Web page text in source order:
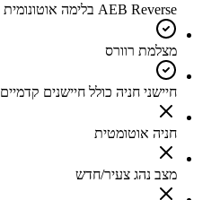
AEB Reverse בלימה אוטונומית בנסיעה לאחור
מצלמת רוורס
חיישני חניה כולל חיישנים קדמיים
חניה אוטומטית
מצב נהג צעיר/חדש